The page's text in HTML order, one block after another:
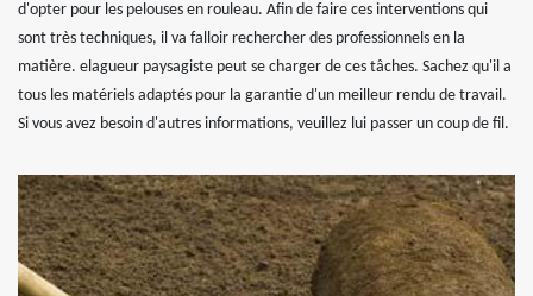
d'opter pour les pelouses en rouleau. Afin de faire ces interventions qui
sont très techniques, il va falloir rechercher des professionnels en la
matière. elagueur paysagiste peut se charger de ces tâches. Sachez qu'il a
tous les matériels adaptés pour la garantie d'un meilleur rendu de travail.
Si vous avez besoin d'autres informations, veuillez lui passer un coup de fil.